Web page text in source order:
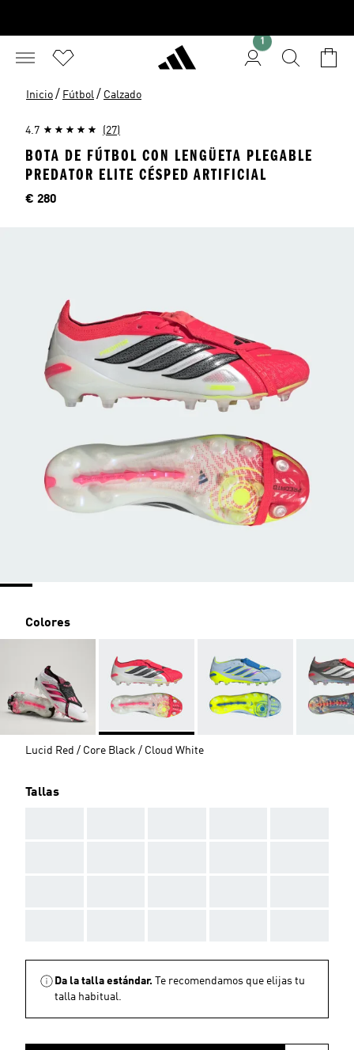
1
Inicio / Fútbol / Calzado
4.7 (27)
BOTA DE FÚTBOL CON LENGÜETA PLEGABLE
PREDATOR ELITE CÉSPED ARTIFICIAL
Precio
€ 280
Colores
Lucid Red / Core Black / Cloud White
Tallas
Da la talla estándar.
Te recomendamos que elijas tu
talla habitual.